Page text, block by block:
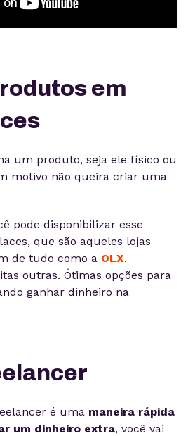
em
um produto, seja ele físico ou
motivo não queira criar uma
pode disponibilizar esse
que são aqueles lojas
de tudo como a OLX,
outras. Ótimas opções para
ganhar dinheiro na
é uma maneira rápida
um dinheiro extra, você vai